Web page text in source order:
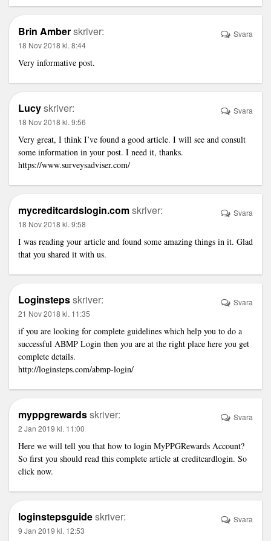
Brin Amberskriver:
18 Nov 2018 kl. 8:44
Very informative post.
Svara
Lucyskriver:
18 Nov 2018 kl. 9:56
Very great, I think I’ve found a good article. I will see and consult
some information in your post. I need it, thanks.
https://www.surveysadviser.com/
Svara
mycreditcardslogin.comskriver:
18 Nov 2018 kl. 9:58
I was reading your article and found some amazing things in it. Glad
that you shared it with us.
Svara
Loginstepsskriver:
21 Nov 2018 kl. 11:35
if you are looking for complete guidelines which help you to do a
successful ABMP Login then you are at the right place here you get
complete details.
http://loginsteps.com/abmp-login/
Svara
myppgrewardsskriver:
2 Jan 2019 kl. 11:00
Here we will tell you that how to login MyPPGRewards Account?
So first you should read this complete article at creditcardlogin. So
click now.
Svara
loginstepsguideskriver:
9 Jan 2019 kl. 12:53
Svara